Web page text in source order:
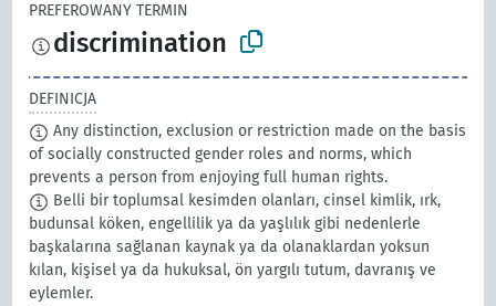
PREFEROWANY TERMIN
discrimination
DEFINICJA
Any distinction, exclusion or restriction made on the basis
of socially constructed gender roles and norms, which
prevents a person from enjoying full human rights.
Belli bir toplumsal kesimden olanları, cinsel kimlik, ırk,
budunsal köken, engellilik ya da yaşlılık gibi nedenlerle
başkalarına sağlanan kaynak ya da olanaklardan yoksun
kılan, kişisel ya da hukuksal, ön yargılı tutum, davranış ve
eylemler.